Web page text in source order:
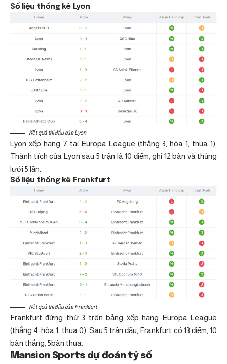
Số liệu thống kê Lyon
Kết quả thi đấu của Lyon
Lyon xếp hạng 7 tại Europa League (thắng 3, hòa 1, thua 1).
Thành tích của Lyon sau 5 trận là 10 điểm, ghi 12 bàn và thủng
lưới 5 lần.
Số liệu thống kê Frankfurt
Kết quả thi đấu của Frankfurt
Frankfurt đứng thứ 3 trên bảng xếp hạng Europa League
(thắng 4, hòa 1, thua 0). Sau 5 trận đấu, Frankfurt có 13 điểm, 10
bàn thắng, 5bàn thua.
Mansion Sports dự đoán tỷ số